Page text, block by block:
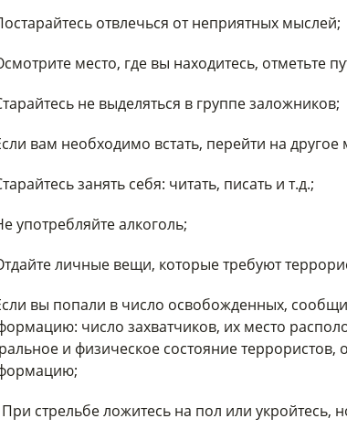
отвлечься от неприятных мыслей;
место, где вы находитесь, отметьте
не выделяться в группе заложников;
вам необходимо встать, перейти на
занять себя: читать, писать и т.д.;
употребляйте алкоголь;
личные вещи, которые требуют
вы попали в число освобожденных,
число захватчиков, их место
и физическое состояние террористов,
стрельбе ложитесь на пол или укройтесь,